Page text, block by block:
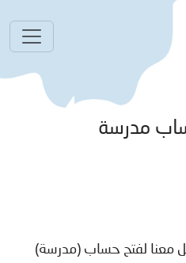
مدرسة
معنا لفتح حساب (مدرسة)